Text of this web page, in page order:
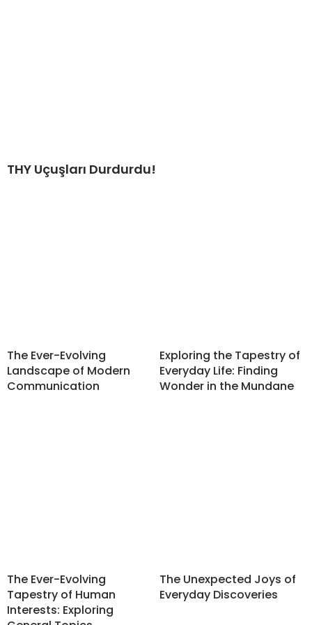
THY Uçuşları Durdurdu!
The Ever-Evolving
Landscape of Modern
Communication
Exploring the Tapestry of
Everyday Life: Finding
Wonder in the Mundane
The Ever-Evolving
Tapestry of Human
Interests: Exploring
The Unexpected Joys of
Everyday Discoveries